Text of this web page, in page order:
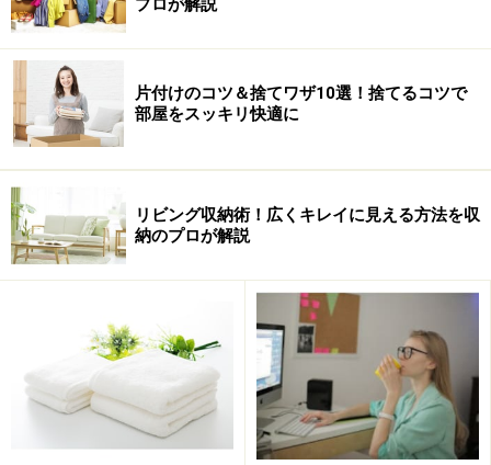
※記事内容は執筆時点のものです。最新の内容をご確認くださ
【編集部おすすめの購入サイト】
楽天市場で人気の収納用品をチェック！
片付けのコツ＆捨てワザ10選！捨てるコツで
部屋をスッキリ快適に
リビング収納術！広くキレイに見える方法を収
納のプロが解説